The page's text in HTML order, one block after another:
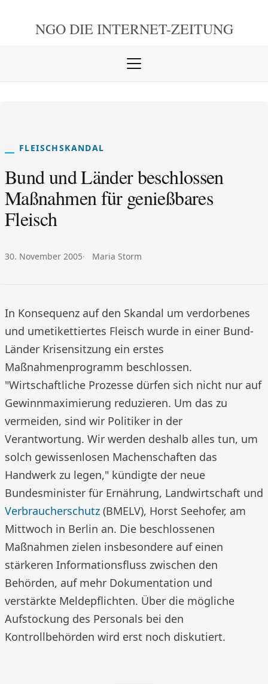
NGO DIE INTERNET-ZEITUNG
Menü
FLEISCHSKANDAL
Bund und Länder beschlossen
Maßnahmen für genießbares
Fleisch
Veröffentlicht am:
30. November 2005 Autor:
Maria Storm
In Konsequenz auf den Skandal um verdorbenes
und umetikettiertes Fleisch wurde in einer Bund-
Länder Krisensitzung ein erstes
Maßnahmenprogramm beschlossen.
"Wirtschaftliche Prozesse dürfen sich nicht nur auf
Gewinnmaximierung reduzieren. Um das zu
vermeiden, sind wir Politiker in der
Verantwortung. Wir werden deshalb alles tun, um
solch gewissenlosen Machenschaften das
Handwerk zu legen," kündigte der neue
Bundesminister für Ernährung, Landwirtschaft und
Verbraucherschutz (BMELV), Horst Seehofer, am
Mittwoch in Berlin an. Die beschlossenen
Maßnahmen zielen insbesondere auf einen
stärkeren Informationsfluss zwischen den
Behörden, auf mehr Dokumentation und
verstärkte Meldepflichten. Über die mögliche
Aufstockung des Personals bei den
Kontrollbehörden wird erst noch diskutiert.